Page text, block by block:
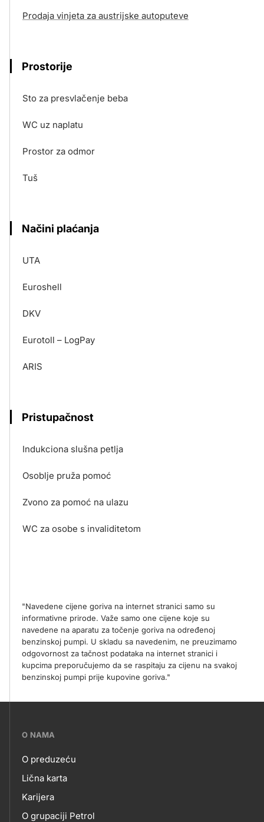
Prodaja vinjeta za austrijske autoputeve
Prostorije
Sto za presvlačenje beba
WC uz naplatu
Prostor za odmor
Tuš
Načini plaćanja
UTA
Euroshell
DKV
Eurotoll – LogPay
ARIS
Pristupačnost
Indukciona slušna petlja
Osoblje pruža pomoć
Zvono za pomoć na ulazu
WC za osobe s invaliditetom
"Navedene cijene goriva na internet stranici samo su
informativne prirode. Važe samo one cijene koje su
navedene na aparatu za točenje goriva na određenoj
benzinskoj pumpi. U skladu sa navedenim, ne preuzimamo
odgovornost za tačnost podataka na internet stranici i
kupcima preporučujemo da se raspitaju za cijenu na svakoj
benzinskoj pumpi prije kupovine goriva."
???
skupno.footer-
title???
O NAMA
O
NAMA
O preduzeću
Lična karta
Karijera
O grupaciji Petrol